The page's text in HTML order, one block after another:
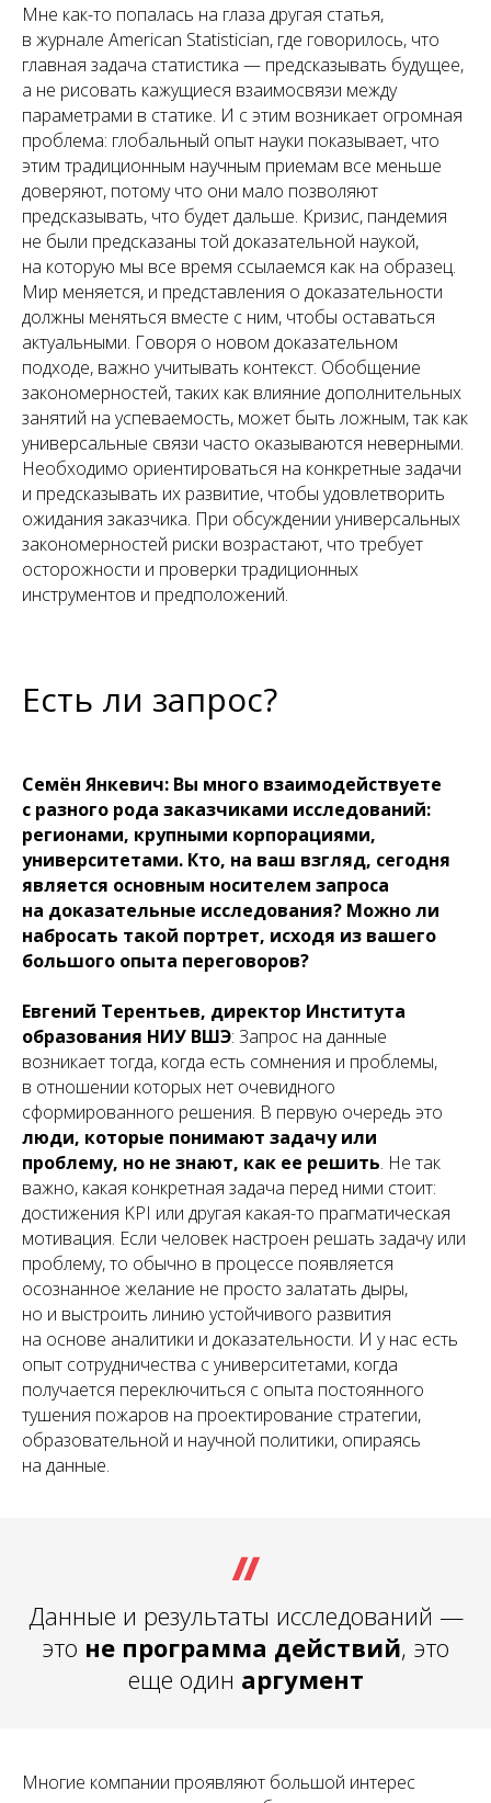
Мне как-то попалась на глаза другая статья,
в журнале American Statistician, где говорилось, что
главная задача статистика — предсказывать будущее,
а не рисовать кажущиеся взаимосвязи между
параметрами в статике. И с этим возникает огромная
проблема: глобальный опыт науки показывает, что
этим традиционным научным приемам все меньше
доверяют, потому что они мало позволяют
предсказывать, что будет дальше. Кризис, пандемия
не были предсказаны той доказательной наукой,
на которую мы все время ссылаемся как на образец.
Мир меняется, и представления о доказательности
должны меняться вместе с ним, чтобы оставаться
актуальными. Говоря о новом доказательном
подходе, важно учитывать контекст. Обобщение
закономерностей, таких как влияние дополнительных
занятий на успеваемость, может быть ложным, так как
универсальные связи часто оказываются неверными.
Необходимо ориентироваться на конкретные задачи
и предсказывать их развитие, чтобы удовлетворить
ожидания заказчика. При обсуждении универсальных
закономерностей риски возрастают, что требует
осторожности и проверки традиционных
инструментов и предположений.
Есть ли запрос?
Семён Янкевич: Вы много взаимодействуете
с разного рода заказчиками исследований:
регионами, крупными корпорациями,
университетами. Кто, на ваш взгляд, сегодня
является основным носителем запроса
на доказательные исследования? Можно ли
набросать такой портрет, исходя из вашего
большого опыта переговоров?
Евгений Терентьев, директор Института
образования НИУ ВШЭ: Запрос на данные
возникает тогда, когда есть сомнения и проблемы,
в отношении которых нет очевидного
сформированного решения. В первую очередь это
люди, которые понимают задачу или
проблему, но не знают, как ее решить. Не так
важно, какая конкретная задача перед ними стоит:
достижения KPI или другая какая-то прагматическая
мотивация. Если человек настроен решать задачу или
проблему, то обычно в процессе появляется
осознанное желание не просто залатать дыры,
но и выстроить линию устойчивого развития
на основе аналитики и доказательности. И у нас есть
опыт сотрудничества с университетами, когда
получается переключиться с опыта постоянного
тушения пожаров на проектирование стратегии,
образовательной и научной политики, опираясь
на данные.
Данные и результаты исследований —
это не программа действий, это
еще один аргумент
Многие компании проявляют большой интерес